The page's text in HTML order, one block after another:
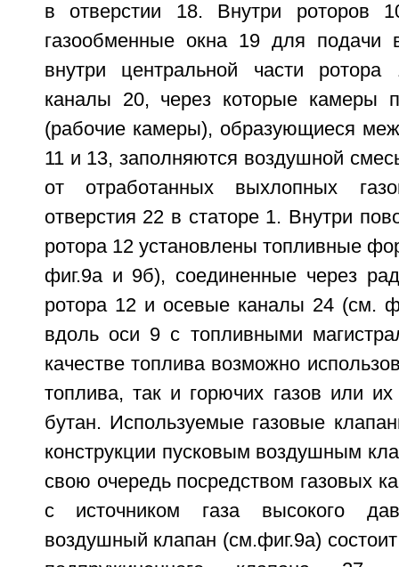
в отверстии 18. Внутри роторов
газообменные окна 19 для подачи
внутри центральной части
каналы 20, через которые камеры
(рабочие камеры), образующиеся
11 и 13, заполняются воздушной
от отработанных выхлопных
отверстия 22 в статоре 1. Внутри
ротора 12 установлены топливные
фиг.9а и 9б), соединенные через
ротора 12 и осевые каналы 24 (см.
вдоль оси 9 с топливными
качестве топлива возможно
топлива, так и горючих газов или
бутан. Используемые газовые
конструкции пусковым воздушным
свою очередь посредством газовых
с источником газа высокого
воздушный клапан (см.фиг.9а)